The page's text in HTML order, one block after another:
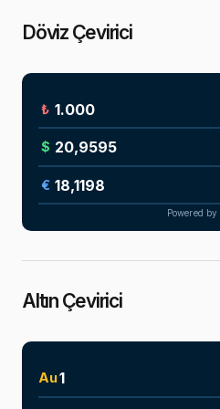
Döviz Çevirici
₺
$
€
Powered by
Altın Çevirici
Au